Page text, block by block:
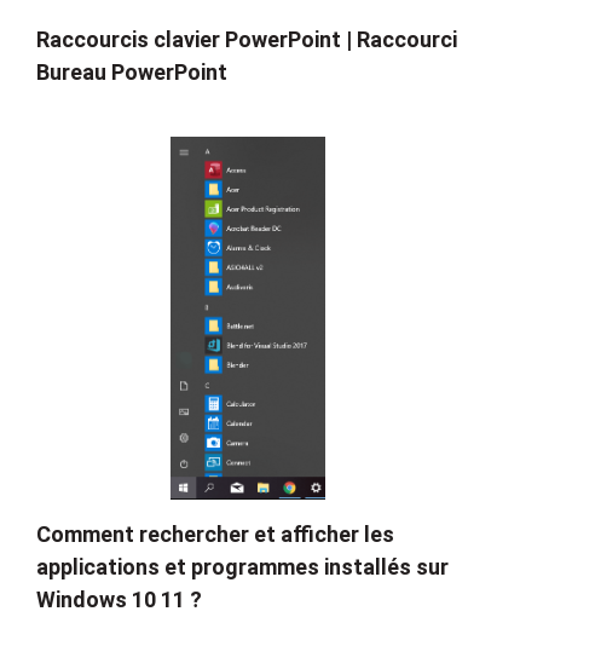
Raccourcis clavier PowerPoint | Raccourci
Bureau PowerPoint
Comment rechercher et afficher les
applications et programmes installés sur
Windows 10 11 ?